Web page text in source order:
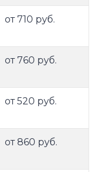
от 710 руб.
от 760 руб.
от 520 руб.
от 860 руб.